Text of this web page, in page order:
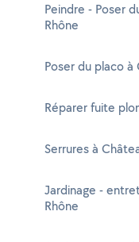
Peindre - Poser
Rhône
Poser du placo à
Réparer fuite
Serrures à
Jardinage -
Rhône